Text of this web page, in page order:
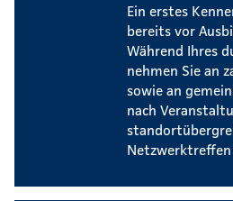
Ein erstes
bereits vor
Während Ihres
nehmen Sie an
sowie an
nach